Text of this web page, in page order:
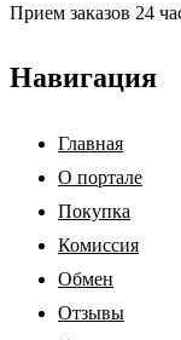
Прием заказов 24
Навигация
Главная
О портале
Покупка
Комиссия
Обмен
Отзывы